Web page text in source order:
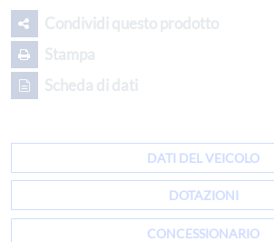
Condividi questo prodotto
Stampa
Scheda di dati
DATI DEL VEICOLO
DOTAZIONI
CONCESSIONARIO